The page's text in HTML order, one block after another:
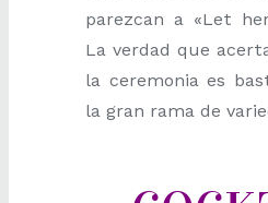
parezcan a «Let
La verdad que
la ceremonia es
la gran rama de